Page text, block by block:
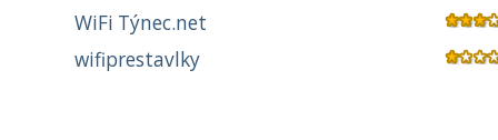
WiFi Týnec.net
wifiprestavlky